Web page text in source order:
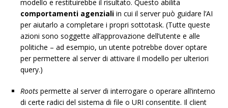
modello e restituirebbe il risultato. Questo abilita
comportamenti agenziali in cui il server può guidare l’AI
per aiutarlo a completare i propri sottotask. (Tutte queste
azioni sono soggette all’approvazione dell’utente e alle
politiche – ad esempio, un utente potrebbe dover optare
per permettere al server di attivare il modello per ulteriori
query.)
Roots permette al server di interrogare o operare all’interno
di certe radici del sistema di file o URI consentite. Il client